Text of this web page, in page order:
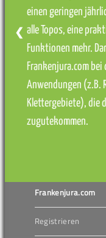
einen geringen
alle Topos, eine
Funktionen mehr.
Frankenjura.com
Anwendungen (z.B.
Klettergebiete), die
zugutekommen.
❮
Frankenjura.com
Registrieren